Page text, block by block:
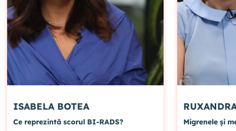
ISABELA BOTEA
Ce reprezintă scorul BI-RADS? Migrenele și